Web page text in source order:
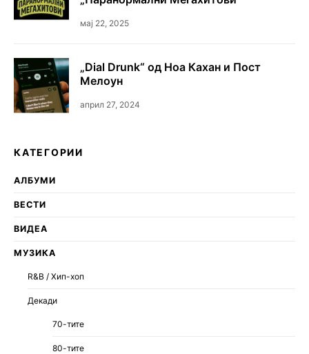
мај 22, 2025
„Dial Drunk“ од Ноа Кахан и Пост
Мелоун
април 27, 2024
КАТЕГОРИИ
АЛБУМИ
ВЕСТИ
ВИДЕА
МУЗИКА
R&B / Хип-хоп
Декади
70-тите
80-тите